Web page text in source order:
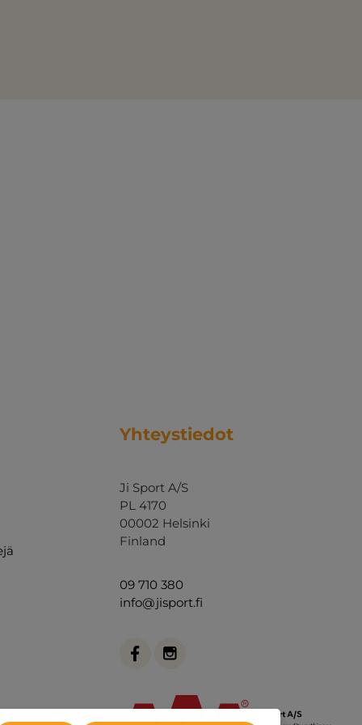
Yhteystiedot
Ji Sport A/S
PL 4170
00002 Helsinki
Finland
09 710 380
info@jisport.fi